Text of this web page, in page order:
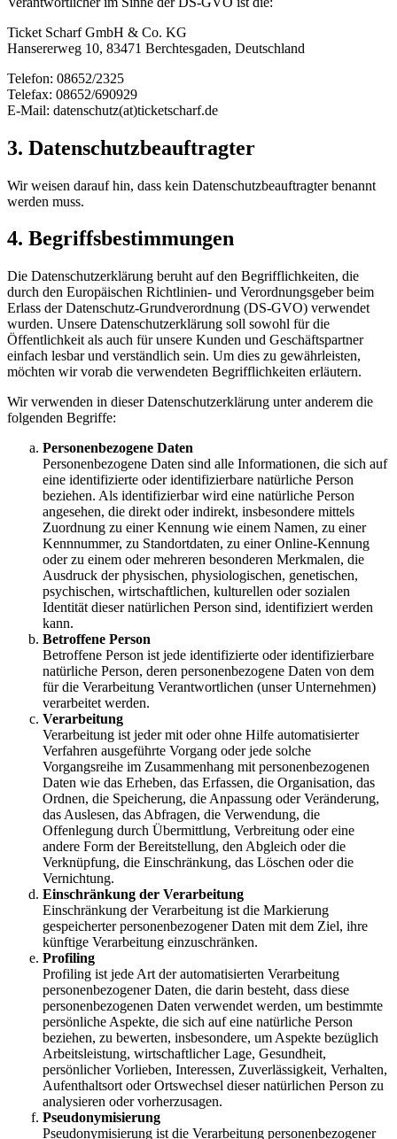
Ticket Scharf GmbH & Co. KG
Hansererweg 10, 83471 Berchtesgaden, Deutschland
Telefon: 08652/2325
Telefax: 08652/690929
E-Mail: datenschutz(at)ticketscharf.de
3. Datenschutzbeauftragter
Wir weisen darauf hin, dass kein Datenschutzbeauftragter benannt
werden muss.
4. Begriffsbestimmungen
Die Datenschutzerklärung beruht auf den Begrifflichkeiten, die
durch den Europäischen Richtlinien- und Verordnungsgeber beim
Erlass der Datenschutz-Grundverordnung (DS-GVO) verwendet
wurden. Unsere Datenschutzerklärung soll sowohl für die
Öffentlichkeit als auch für unsere Kunden und Geschäftspartner
einfach lesbar und verständlich sein. Um dies zu gewährleisten,
möchten wir vorab die verwendeten Begrifflichkeiten erläutern.
Wir verwenden in dieser Datenschutzerklärung unter anderem die
folgenden Begriffe:
Personenbezogene Daten
Personenbezogene Daten sind alle Informationen, die sich auf
eine identifizierte oder identifizierbare natürliche Person
beziehen. Als identifizierbar wird eine natürliche Person
angesehen, die direkt oder indirekt, insbesondere mittels
Zuordnung zu einer Kennung wie einem Namen, zu einer
Kennnummer, zu Standortdaten, zu einer Online-Kennung
oder zu einem oder mehreren besonderen Merkmalen, die
Ausdruck der physischen, physiologischen, genetischen,
psychischen, wirtschaftlichen, kulturellen oder sozialen
Identität dieser natürlichen Person sind, identifiziert werden
kann.
Betroffene Person
Betroffene Person ist jede identifizierte oder identifizierbare
natürliche Person, deren personenbezogene Daten von dem
für die Verarbeitung Verantwortlichen (unser Unternehmen)
verarbeitet werden.
Verarbeitung
Verarbeitung ist jeder mit oder ohne Hilfe automatisierter
Verfahren ausgeführte Vorgang oder jede solche
Vorgangsreihe im Zusammenhang mit personenbezogenen
Daten wie das Erheben, das Erfassen, die Organisation, das
Ordnen, die Speicherung, die Anpassung oder Veränderung,
das Auslesen, das Abfragen, die Verwendung, die
Offenlegung durch Übermittlung, Verbreitung oder eine
andere Form der Bereitstellung, den Abgleich oder die
Verknüpfung, die Einschränkung, das Löschen oder die
Vernichtung.
Einschränkung der Verarbeitung
Einschränkung der Verarbeitung ist die Markierung
gespeicherter personenbezogener Daten mit dem Ziel, ihre
künftige Verarbeitung einzuschränken.
Profiling
Profiling ist jede Art der automatisierten Verarbeitung
personenbezogener Daten, die darin besteht, dass diese
personenbezogenen Daten verwendet werden, um bestimmte
persönliche Aspekte, die sich auf eine natürliche Person
beziehen, zu bewerten, insbesondere, um Aspekte bezüglich
Arbeitsleistung, wirtschaftlicher Lage, Gesundheit,
persönlicher Vorlieben, Interessen, Zuverlässigkeit, Verhalten,
Aufenthaltsort oder Ortswechsel dieser natürlichen Person zu
analysieren oder vorherzusagen.
Pseudonymisierung
Pseudonymisierung ist die Verarbeitung personenbezogener